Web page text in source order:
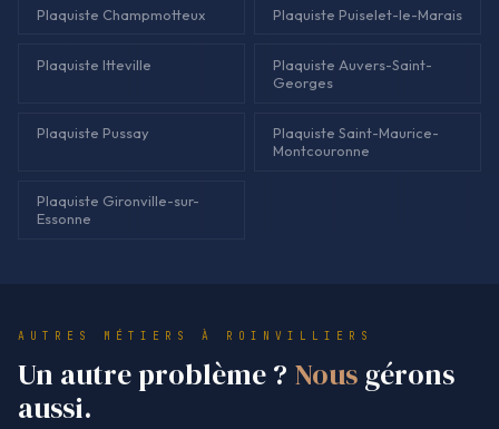
Plaquiste Champmotteux Plaquiste Puiselet-le-Marais
Plaquiste Itteville
Plaquiste Auvers-Saint-
Georges
Plaquiste Pussay
Plaquiste Saint-Maurice-
Montcouronne
Plaquiste Gironville-sur-
Essonne
AUTRES MÉTIERS À ROINVILLIERS
Un autre problème ? Nous gérons
aussi.